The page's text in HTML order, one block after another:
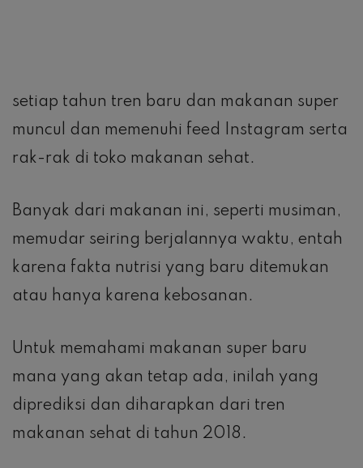
setiap tahun tren baru dan makanan super
muncul dan memenuhi feed Instagram serta
rak-rak di toko makanan sehat.
Banyak dari makanan ini, seperti musiman,
memudar seiring berjalannya waktu, entah
karena fakta nutrisi yang baru ditemukan
atau hanya karena kebosanan.
Untuk memahami makanan super baru
mana yang akan tetap ada, inilah yang
diprediksi dan diharapkan dari tren
makanan sehat di tahun 2018.